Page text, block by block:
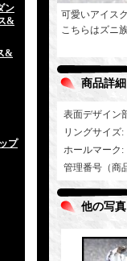
ン
&
&
プ
可愛いアイス
こちらはズニ
商品詳細
表面デザイン
リングサイズ:
ホールマーク :
管理番号（商
他の写真